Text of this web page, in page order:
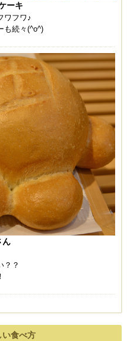
ーキ
ワフワ♪
も続々(^o^)
ん
？？
い食べ方